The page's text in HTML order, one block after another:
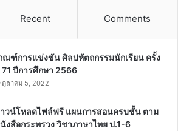
Recent Comments
ณฑ์การแข่งขัน ศิลปหัตถกรรมนักเรียน ครั้ง
71 ปีการศึกษา 2566
ตุลาคม 5, 2022
วน์โหลดไฟล์ฟรี แผนการสอนครบชั้น ตาม
งสือกระทรวง วิชาภาษาไทย ป.1-6